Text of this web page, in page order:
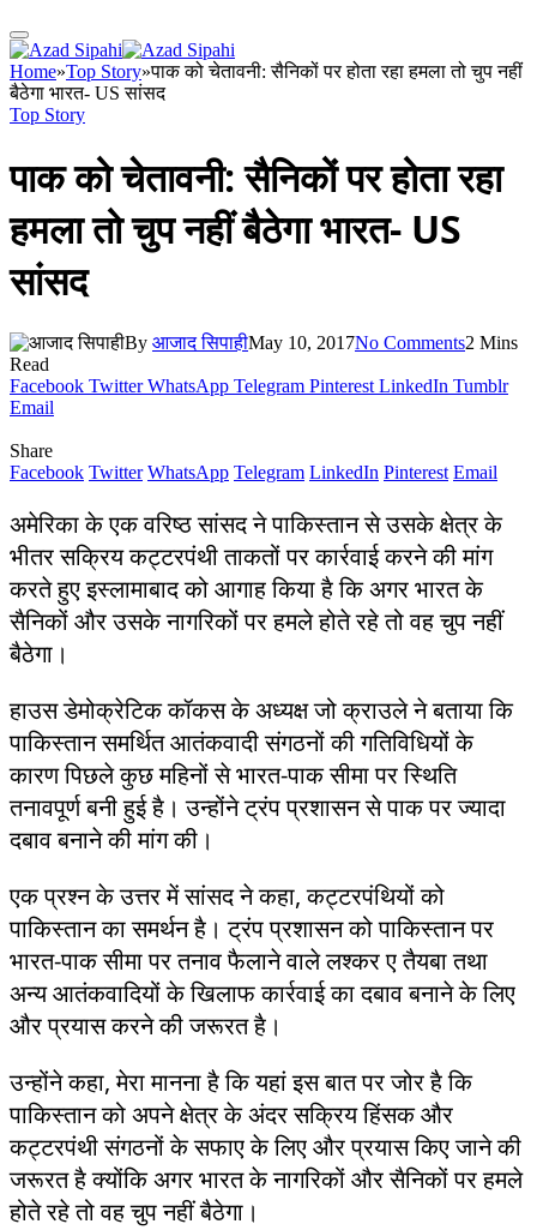
Home»Top Story»पाक को चेतावनी: सैनिकों पर होता रहा हमला तो चुप नहीं
बैठेगा भारत- US सांसद
Top Story
पाक को चेतावनी: सैनिकों पर होता रहा
हमला तो चुप नहीं बैठेगा भारत- US
सांसद
By आजाद सिपाहीMay 10, 2017No Comments2 Mins
Read
Facebook Twitter WhatsApp Telegram Pinterest LinkedIn Tumblr
Email
Share
Facebook Twitter WhatsApp Telegram LinkedIn Pinterest Email
अमेरिका के एक वरिष्ठ सांसद ने पाकिस्तान से उसके क्षेत्र के
भीतर सक्रिय कट्टरपंथी ताकतों पर कार्रवाई करने की मांग
करते हुए इस्लामाबाद को आगाह किया है कि अगर भारत के
सैनिकों और उसके नागरिकों पर हमले होते रहे तो वह चुप नहीं
बैठेगा।
हाउस डेमोक्रेटिक कॉकस के अध्यक्ष जो क्राउले ने बताया कि
पाकिस्तान समर्थित आतंकवादी संगठनों की गतिविधियों के
कारण पिछले कुछ महिनों से भारत-पाक सीमा पर स्थिति
तनावपूर्ण बनी हुई है। उन्होंने ट्रंप प्रशासन से पाक पर ज्यादा
दबाव बनाने की मांग की।
एक प्रश्न के उत्तर में सांसद ने कहा, कट्टरपंथियों को
पाकिस्तान का समर्थन है। ट्रंप प्रशासन को पाकिस्तान पर
भारत-पाक सीमा पर तनाव फैलाने वाले लश्कर ए तैयबा तथा
अन्य आतंकवादियों के खिलाफ कार्रवाई का दबाव बनाने के लिए
और प्रयास करने की जरूरत है।
उन्होंने कहा, मेरा मानना है कि यहां इस बात पर जोर है कि
पाकिस्तान को अपने क्षेत्र के अंदर सक्रिय हिंसक और
कट्टरपंथी संगठनों के सफाए के लिए और प्रयास किए जाने की
जरूरत है क्योंकि अगर भारत के नागरिकों और सैनिकों पर हमले
होते रहे तो वह चुप नहीं बैठेगा।